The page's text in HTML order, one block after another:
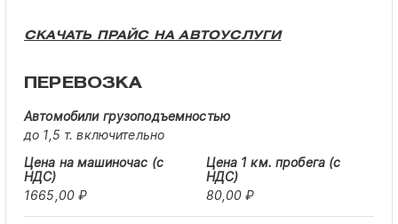
СКАЧАТЬ ПРАЙС НА АВТОУСЛУГИ
ПЕРЕВОЗКА
до 1,5 т. включительно
1665,00 ₽ 80,00 ₽